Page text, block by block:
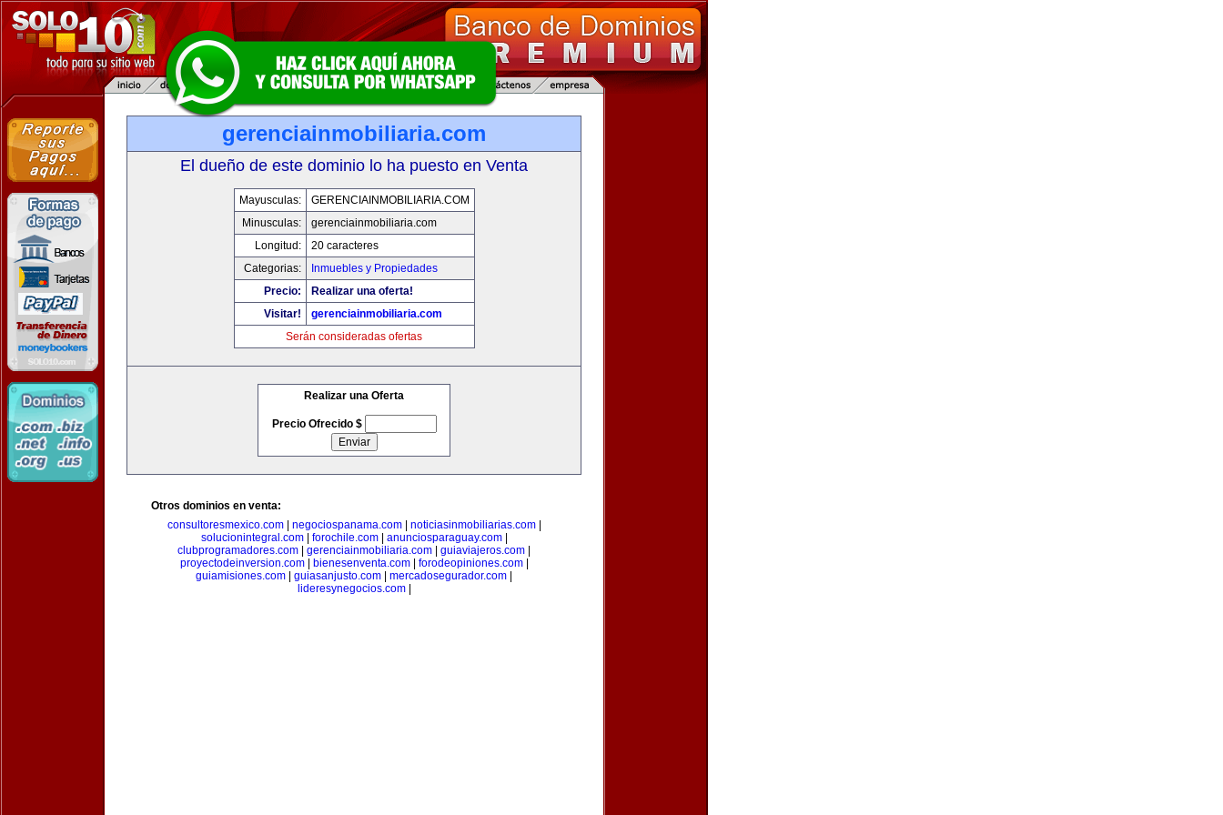
gerenciainmobiliaria.com
El dueño de este dominio lo ha puesto en Venta
Mayusculas:
GERENCIAINMOBILIARIA.COM
Minusculas:
gerenciainmobiliaria.com
Longitud:
20 caracteres
Categorias:
Inmuebles y Propiedades
Precio:
Realizar una oferta!
Visitar!
gerenciainmobiliaria.com
Serán consideradas ofertas
Realizar una Oferta
Precio Ofrecido $
Otros dominios en venta:
consultoresmexico.com| negociospanama.com| noticiasinmobiliarias.com|
solucionintegral.com| forochile.com| anunciosparaguay.com|
clubprogramadores.com
gerenciainmobiliaria.com guiaviajeros.com
proyectodeinversion.com| bienesenventa.com| forodeopiniones.com|
guiamisiones.com
guiasanjusto.com mercadosegurador.com
lideresynegocios.com|